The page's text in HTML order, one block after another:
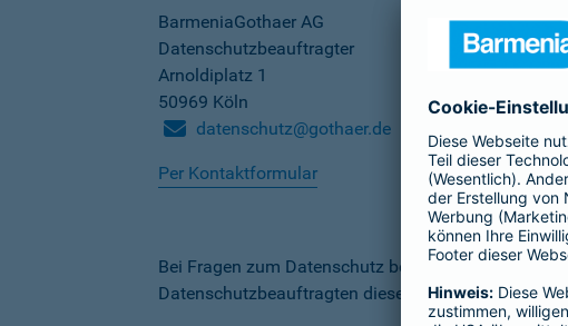
BarmeniaGothaer AG
Datenschutzbeauftragter
Arnoldiplatz 1
50969 Köln
datenschutz@gothaer.de
Per Kontaktformular
Bei Fragen zum Datenschutz bei der Barmenia
Datenschutzbeauftragten dieser Gesellschaften